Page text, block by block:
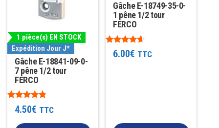
1 pièce(s) EN STOCK
Expédition Jour J*
Gâche E-18841-09-0-
7 pêne 1/2 tour
FERCO
Note
4.674.50€ TTC
Gâche E-18749-35-0-
1 pêne 1/2 tour
FERCO
Note
4.506.00€ TTC